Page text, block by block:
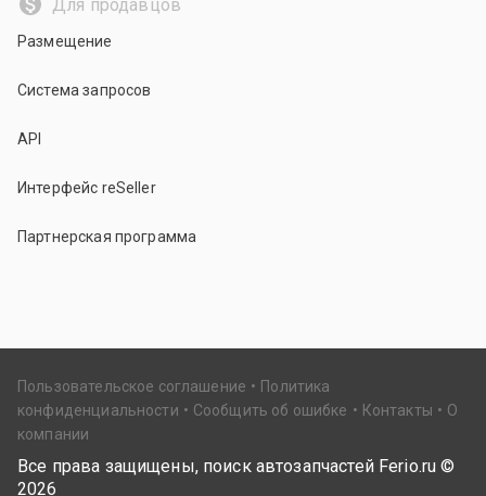
Для продавцов
Размещение
Система запросов
API
Интерфейс reSeller
Партнерская программа
Пользовательское соглашение
Политика
конфиденциальности
Сообщить об ошибке Контакты
О
компании
Все права защищены, поиск автозапчастей Ferio.ru ©
2026